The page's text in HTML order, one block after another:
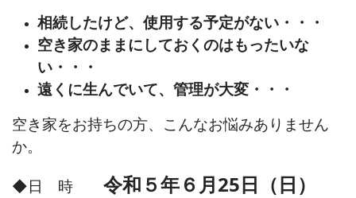
相続したけど、使用する予定がない・・・
空き家のままにしておくのはもったいな
い・・・
遠くに生んでいて、管理が大変・・・
空き家をお持ちの方、こんなお悩みありません
か。
◆日 時 令和５年６月25日（日）